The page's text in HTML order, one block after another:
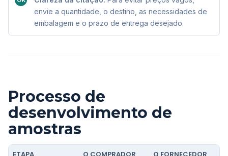
envie a quantidade, o destino, as necessidades de
embalagem e o prazo de entrega desejado.
Processo de
desenvolvimento de
amostras